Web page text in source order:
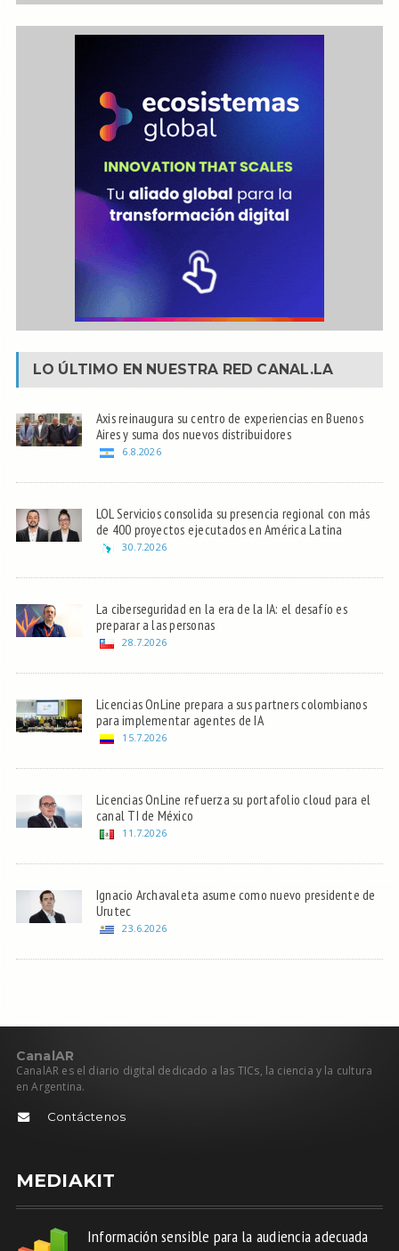
LO ÚLTIMO EN NUESTRA RED CANAL.LA
Axis reinaugura su centro de experiencias en Buenos
Aires y suma dos nuevos distribuidores
6.8.2026
LOL Servicios consolida su presencia regional con más
de 400 proyectos ejecutados en América Latina
30.7.2026
La ciberseguridad en la era de la IA: el desafío es
preparar a las personas
28.7.2026
Licencias OnLine prepara a sus partners colombianos
para implementar agentes de IA
15.7.2026
Licencias OnLine refuerza su portafolio cloud para el
canal TI de México
11.7.2026
Ignacio Archavaleta asume como nuevo presidente de
Urutec
23.6.2026
CanalAR
CanalAR es el diario digital dedicado a las TICs, la ciencia y la cultura
en Argentina.
Contáctenos
MEDIAKIT
Información sensible para la audiencia adecuada